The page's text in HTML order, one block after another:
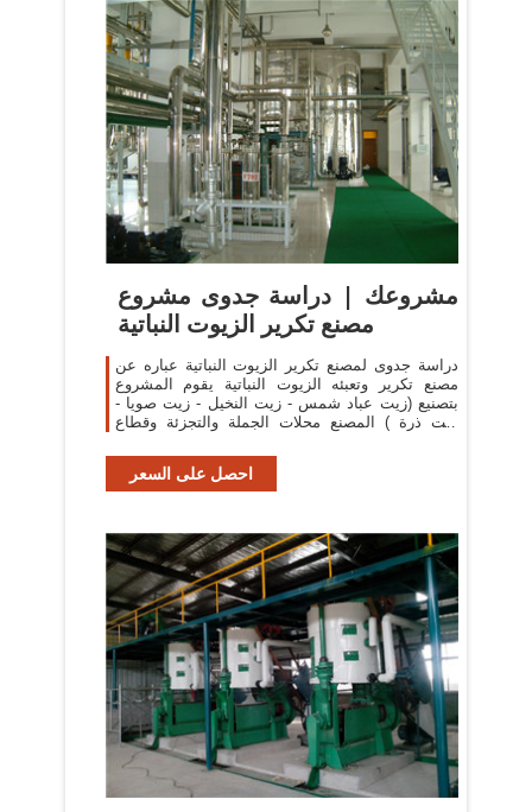
مشروعك | دراسة جدوى مشروع
مصنع تكرير الزيوت النباتية
دراسة جدوى لمصنع تكرير الزيوت النباتية عباره عن
مصنع تكرير وتعبئه الزيوت النباتية يقوم المشروع
بتصنيع (زيت عباد شمس - زيت النخيل - زيت صويا -
زيت ذرة ) المصنع محلات الجملة والتجزئة وقطاع
احصل على السعر